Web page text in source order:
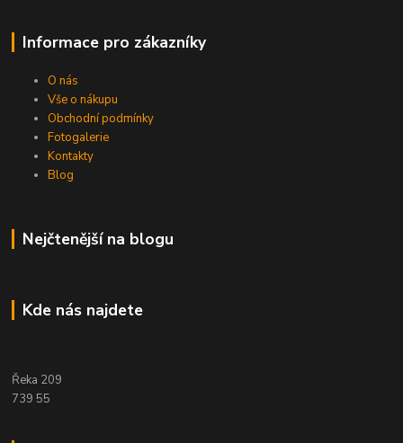
Informace pro zákazníky
O nás
Vše o nákupu
Obchodní podmínky
Fotogalerie
Kontakty
Blog
Nejčtenější na blogu
Kde nás najdete
Řeka 209
739 55